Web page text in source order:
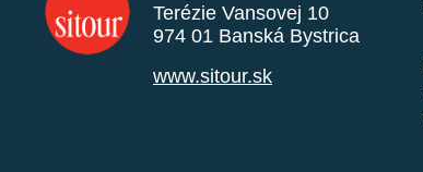
Terézie Vansovej 10
974 01 Banská Bystrica
www.sitour.sk